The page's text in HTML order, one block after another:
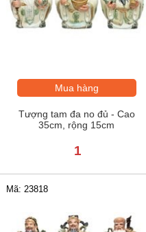
Mua hàng
Tượng tam đa no đủ - Cao
35cm, rộng 15cm
1
Mã: 23818